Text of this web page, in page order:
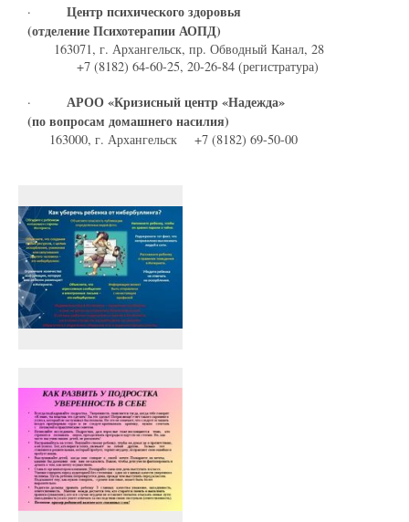
· Центр психического здоровья
(отделение Психотерапии АОПД)
163071, г. Архангельск, пр. Обводный Канал, 28
+7 (8182) 64-60-25, 20-26-84 (регистратура)
· АРОО «Кризисный центр «Надежда»
(по вопросам домашнего насилия)
163000, г. Архангельск +7 (8182) 69-50-00